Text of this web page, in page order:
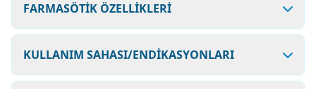
FARMASÖTİK ÖZELLİKLERİ
KULLANIM SAHASI/ENDİKASYONLARI